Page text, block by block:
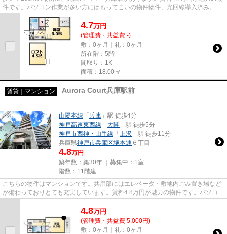
件です。パソコン作業が多い方にはもってこいの物件物件、光回線導入済み。
「キューブ神戸塚本通」の物件...
4.7万円
(管理費・共益費 -)
敷：0ヶ月｜礼：0ヶ月
所在階：5階
間取り：1K
面積：18.00㎡
賃貸｜マンション Aurora Court兵庫駅前
山陽本線 「 兵庫 」駅 徒歩4分
神戸高速東西線 「 大開 」駅 徒歩5分
神戸市西神・山手線 「 上沢 」駅 徒歩11分
兵庫県神戸市兵庫区塚本通 ６丁目
4.8万円
築年数：築30年 ｜募集中： 1室
階数：11階建
こちらの物件はマンションです。共用部にはエレベータ・敷地内ごみ置き場など
が備わっておりとても充実しています。賃料4.8万円が魅力の物件です。パソコン
4.8万円
(管理費・共益費 5,000円)
敷：0ヶ月｜礼：0ヶ月